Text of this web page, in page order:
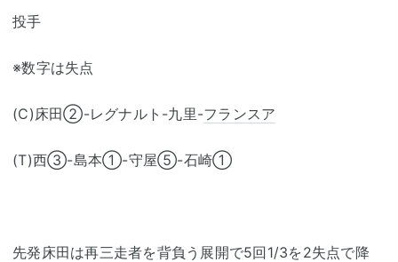
投手
※数字は失点
(C)床田②-レグナルト-九里-フランスア
(T)西③-島本①-守屋⑤-石崎①
先発床田は再三走者を背負う展開で5回1/3を2失点で降